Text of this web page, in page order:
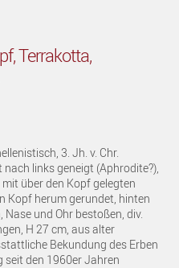
Terrakotta,
3. Jh. v. Chr.
links geneigt (Aphrodite?),
über den Kopf gelegten
Kopf herum gerundet, hinten
und Ohr bestoßen, div.
H 27 cm, aus alter
Bekundung des Erben
seit den 1960er Jahren